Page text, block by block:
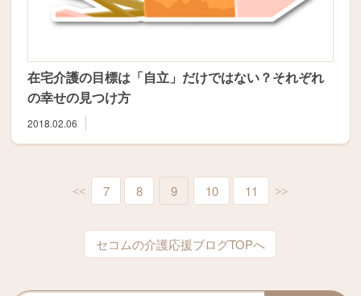
在宅介護の目標は「自立」だけではない？それぞれ
の幸せの見つけ方
2018.02.06
<< 7 8 9 10 11 >>
セコムの介護応援ブログTOPへ